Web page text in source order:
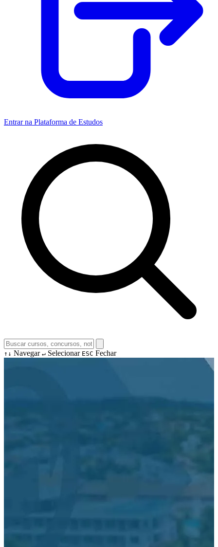
Entrar na Plataforma de Estudos
↑↓ Navegar ↵ Selecionar ESC Fechar